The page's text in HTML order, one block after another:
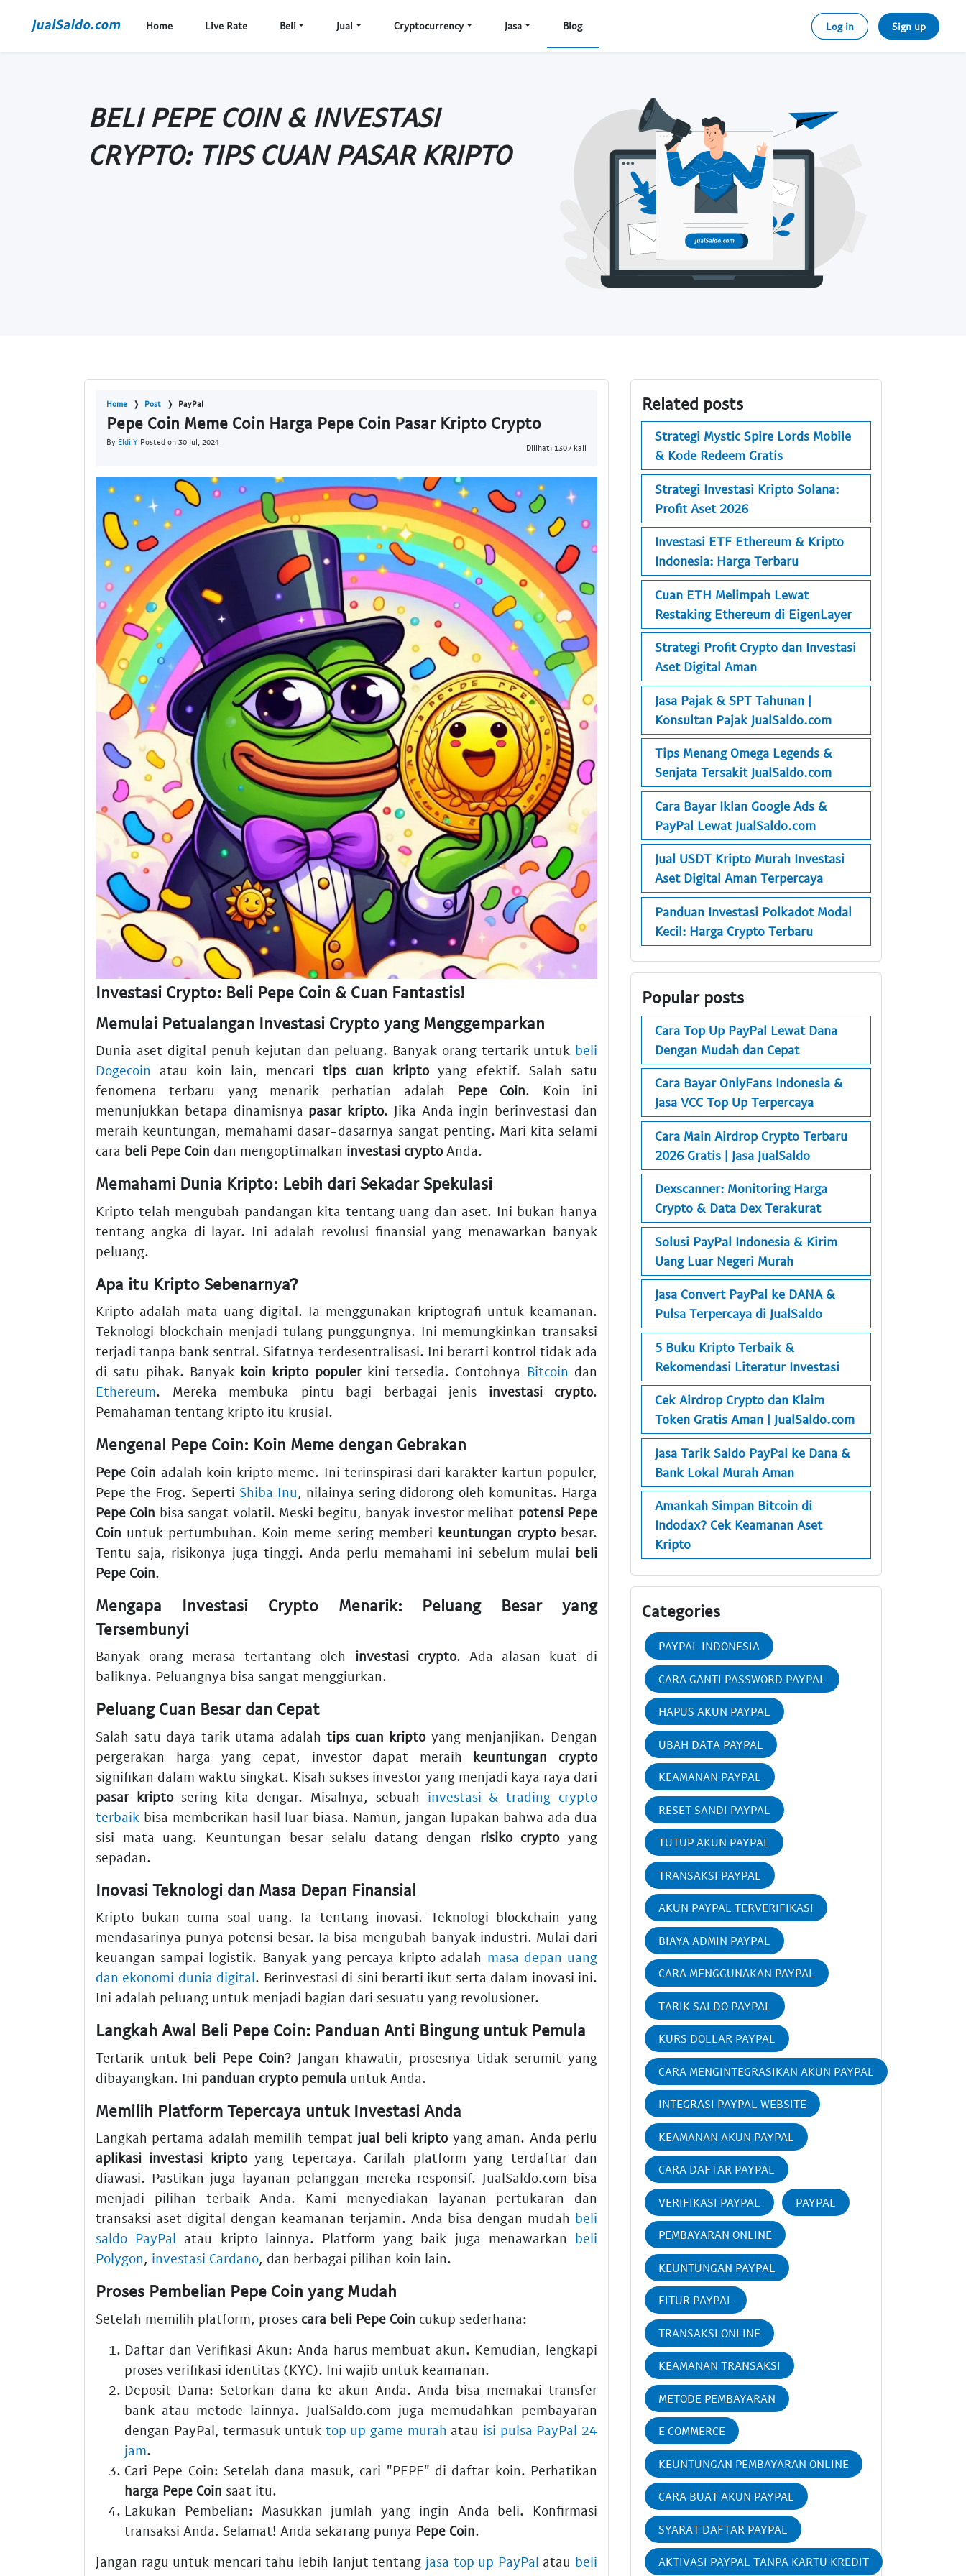
Home Live Rate Beli Jual Cryptocurrency Jasa Blog Log in Sign up
BELI PEPE COIN & INVESTASI
CRYPTO: TIPS CUAN PASAR KRIPTO
Home Post PayPal
Pepe Coin Meme Coin Harga Pepe Coin Pasar Kripto Crypto
By Eldi Y Posted on 30 Jul, 2024
Dilihat: 1307 kali
Investasi Crypto: Beli Pepe Coin & Cuan Fantastis!
Memulai Petualangan Investasi Crypto yang Menggemparkan
Dunia aset digital penuh kejutan dan peluang. Banyak orang tertarik untuk beli
Dogecoin atau koin lain, mencaritips cuan kriptoyang efektif. Salah satu
fenomena terbaru yang menarik perhatian adalah Pepe Coin. Koin ini
menunjukkan betapa dinamisnya pasar kripto. Jika Anda ingin berinvestasi dan
meraih keuntungan, memahami dasar-dasarnya sangat penting. Mari kita selami
cara beli Pepe Coin dan mengoptimalkan investasi cryptoAnda.
Memahami Dunia Kripto: Lebih dari Sekadar Spekulasi
Kripto telah mengubah pandangan kita tentang uang dan aset. Ini bukan hanya
tentang angka di layar. Ini adalah revolusi finansial yang menawarkan banyak
peluang.
Apa itu Kripto Sebenarnya?
Kripto adalah mata uang digital. Ia menggunakan kriptografi untuk keamanan.
Teknologi blockchain menjadi tulang punggungnya. Ini memungkinkan transaksi
terjadi tanpa bank sentral. Sifatnya terdesentralisasi. Ini berarti kontrol tidak ada
di satu pihak. Banyak koin kripto populerkini tersedia. Contohnya Bitcoin dan
Ethereum. Mereka membuka pintu bagi berbagai jenis investasi crypto.
Pemahaman tentang kripto itu krusial.
Mengenal Pepe Coin: Koin Meme dengan Gebrakan
Pepe Coin adalah koin kripto meme. Ini terinspirasi dari karakter kartun populer,
Pepe the Frog. Seperti Shiba Inu, nilainya sering didorong oleh komunitas. Harga
Pepe Coin bisa sangat volatil. Meski begitu, banyak investor melihat potensi Pepe
Coin untuk pertumbuhan. Koin meme sering memberi keuntungan cryptobesar.
Tentu saja, risikonya juga tinggi. Anda perlu memahami ini sebelum mulai beli
Pepe Coin.
Mengapa Investasi Crypto Menarik: Peluang Besar yang
Tersembunyi
Banyak orang merasa tertantang oleh investasi crypto. Ada alasan kuat di
baliknya. Peluangnya bisa sangat menggiurkan.
Peluang Cuan Besar dan Cepat
Salah satu daya tarik utama adalahtips cuan kriptoyang menjanjikan. Dengan
pergerakan harga yang cepat, investor dapat meraih keuntungan crypto
signifikan dalam waktu singkat. Kisah sukses investor yang menjadi kaya raya dari
pasar kriptosering kita dengar. Misalnya, sebuah investasi & trading crypto
terbaik bisa memberikan hasil luar biasa. Namun, jangan lupakan bahwa ada dua
sisi mata uang. Keuntungan besar selalu datang dengan risiko cryptoyang
sepadan.
Inovasi Teknologi dan Masa Depan Finansial
Kripto bukan cuma soal uang. Ia tentang inovasi. Teknologi blockchain yang
mendasarinya punya potensi besar. Ia bisa mengubah banyak industri. Mulai dari
keuangan sampai logistik. Banyak yang percaya kripto adalah masa depan uang
dan ekonomi dunia digital. Berinvestasi di sini berarti ikut serta dalam inovasi ini.
Ini adalah peluang untuk menjadi bagian dari sesuatu yang revolusioner.
Langkah Awal Beli Pepe Coin: Panduan Anti Bingung untuk Pemula
Tertarik untuk beli Pepe Coin? Jangan khawatir, prosesnya tidak serumit yang
dibayangkan. Ini panduan crypto pemula untuk Anda.
Memilih Platform Tepercaya untuk Investasi Anda
Langkah pertama adalah memilih tempat jual beli kriptoyang aman. Anda perlu
aplikasi investasi kriptoyang tepercaya. Carilah platform yang terdaftar dan
diawasi. Pastikan juga layanan pelanggan mereka responsif. JualSaldo.com bisa
menjadi pilihan terbaik Anda. Kami menyediakan layanan pertukaran dan
transaksi aset digital dengan keamanan terjamin. Anda bisa dengan mudah beli
saldo PayPal atau kripto lainnya. Platform yang baik juga menawarkan beli
Polygon, investasi Cardano, dan berbagai pilihan koin lain.
Proses Pembelian Pepe Coin yang Mudah
Setelah memilih platform, proses cara beli Pepe Coin cukup sederhana:
Daftar dan Verifikasi Akun: Anda harus membuat akun. Kemudian, lengkapi
proses verifikasi identitas (KYC). Ini wajib untuk keamanan.
Deposit Dana: Setorkan dana ke akun Anda. Anda bisa memakai transfer
bank atau metode lainnya. JualSaldo.com juga memudahkan pembayaran
dengan PayPal, termasuk untuk top up game murah atau isi pulsa PayPal 24
jam.
Cari Pepe Coin: Setelah dana masuk, cari "PEPE" di daftar koin. Perhatikan
harga Pepe Coin saat itu.
Lakukan Pembelian: Masukkan jumlah yang ingin Anda beli. Konfirmasi
transaksi Anda. Selamat! Anda sekarang punya Pepe Coin.
Jangan ragu untuk mencari tahu lebih lanjut tentang jasa top up PayPal atau beli
Related posts
Strategi Mystic Spire Lords Mobile
& Kode Redeem Gratis
Strategi Investasi Kripto Solana:
Profit Aset 2026
Investasi ETF Ethereum & Kripto
Indonesia: Harga Terbaru
Cuan ETH Melimpah Lewat
Restaking Ethereum di EigenLayer
Strategi Profit Crypto dan Investasi
Aset Digital Aman
Jasa Pajak & SPT Tahunan |
Konsultan Pajak JualSaldo.com
Tips Menang Omega Legends &
Senjata Tersakit JualSaldo.com
Cara Bayar Iklan Google Ads &
PayPal Lewat JualSaldo.com
Jual USDT Kripto Murah Investasi
Aset Digital Aman Terpercaya
Panduan Investasi Polkadot Modal
Kecil: Harga Crypto Terbaru
Popular posts
Cara Top Up PayPal Lewat Dana
Dengan Mudah dan Cepat
Cara Bayar OnlyFans Indonesia &
Jasa VCC Top Up Terpercaya
Cara Main Airdrop Crypto Terbaru
2026 Gratis | Jasa JualSaldo
Dexscanner: Monitoring Harga
Crypto & Data Dex Terakurat
Solusi PayPal Indonesia & Kirim
Uang Luar Negeri Murah
Jasa Convert PayPal ke DANA &
Pulsa Terpercaya di JualSaldo
5 Buku Kripto Terbaik &
Rekomendasi Literatur Investasi
Cek Airdrop Crypto dan Klaim
Token Gratis Aman | JualSaldo.com
Jasa Tarik Saldo PayPal ke Dana &
Bank Lokal Murah Aman
Amankah Simpan Bitcoin di
Indodax? Cek Keamanan Aset
Kripto
Categories
PAYPAL INDONESIA
CARA GANTI PASSWORD PAYPAL
HAPUS AKUN PAYPAL
UBAH DATA PAYPAL
KEAMANAN PAYPAL
RESET SANDI PAYPAL
TUTUP AKUN PAYPAL
TRANSAKSI PAYPAL
AKUN PAYPAL TERVERIFIKASI
BIAYA ADMIN PAYPAL
CARA MENGGUNAKAN PAYPAL
TARIK SALDO PAYPAL
KURS DOLLAR PAYPAL
CARA MENGINTEGRASIKAN AKUN PAYPAL
INTEGRASI PAYPAL WEBSITE
KEAMANAN AKUN PAYPAL
CARA DAFTAR PAYPAL
VERIFIKASI PAYPAL PAYPAL
PEMBAYARAN ONLINE
KEUNTUNGAN PAYPAL
FITUR PAYPAL
TRANSAKSI ONLINE
KEAMANAN TRANSAKSI
METODE PEMBAYARAN
E COMMERCE
KEUNTUNGAN PEMBAYARAN ONLINE
CARA BUAT AKUN PAYPAL
SYARAT DAFTAR PAYPAL
AKTIVASI PAYPAL TANPA KARTU KREDIT